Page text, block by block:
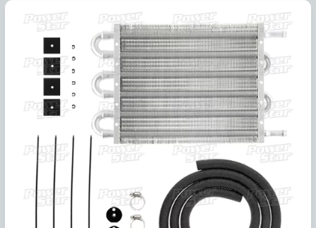
ENFRIADOR UNIVERSAL 4 TUBOS ALTURA 5", LARGO 12
1/...
COMPARAR